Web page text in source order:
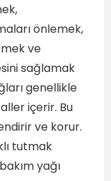
önlemek,
ve
sağlamak
genellikle
içerir. Bu
ve korur.
tutmak
yağı